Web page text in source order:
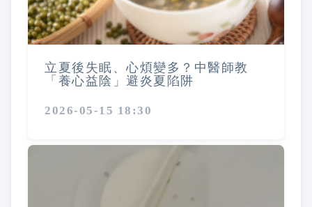
立夏後失眠、心煩變多？中醫師教
「養心益陰」避炎夏陷阱
2026-05-15 18:30